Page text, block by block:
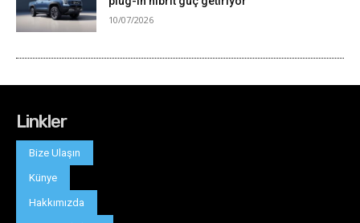
Linkler
Bize Ulaşın
Künye
Hakkımızda